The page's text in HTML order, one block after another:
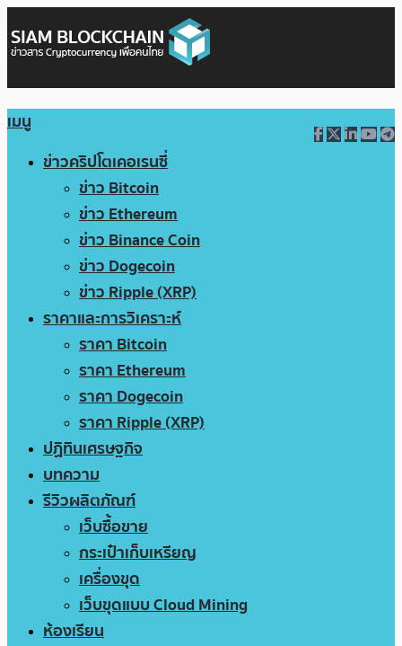
เมนู
ข่าวคริปโตเคอเรนซี่
ข่าว Bitcoin
ข่าว Ethereum
ข่าว Binance Coin
ข่าว Dogecoin
ข่าว Ripple (XRP)
ราคาและการวิเคราะห์
ราคา Bitcoin
ราคา Ethereum
ราคา Dogecoin
ราคา Ripple (XRP)
ปฏิทินเศรษฐกิจ
บทความ
รีวิวผลิตภัณฑ์
เว็บซื้อขาย
กระเป๋าเก็บเหรียญ
เครื่องขุด
เว็บขุดแบบ Cloud Mining
ห้องเรียน